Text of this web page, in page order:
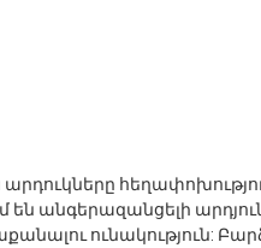
անգերազանցելի
ունակություն: